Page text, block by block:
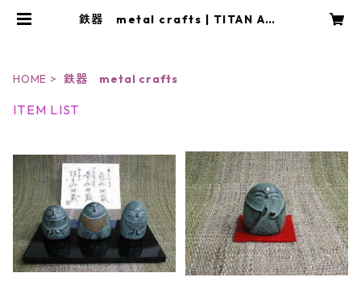
鉄器 metal crafts | TITAN ART
HOME 鉄器 metal crafts
ITEM LIST